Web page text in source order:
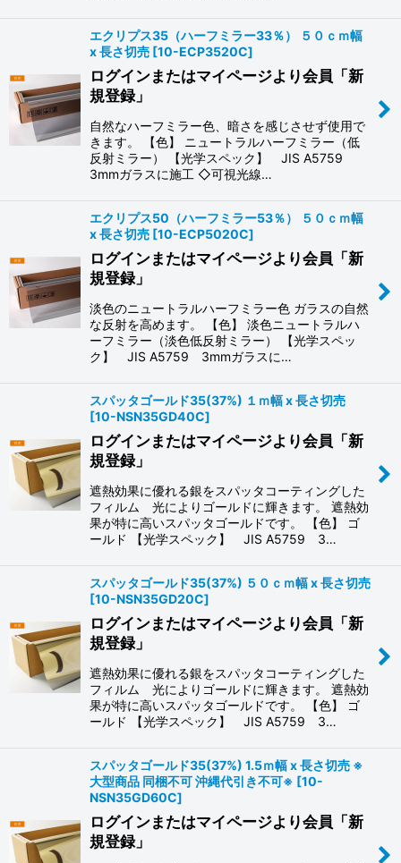
エクリプス35（ハーフミラー33％） ５０ｃｍ幅
x 長さ切売 [10-ECP3520C]
ログインまたはマイページより会員「新
規登録」
自然なハーフミラー色、暗さを感じさせず使用で
きます。 【色】 ニュートラルハーフミラー（低
反射ミラー） 【光学スペック】 JIS A5759
3mmガラスに施工 ◇可視光線…
エクリプス50（ハーフミラー53％） ５０ｃｍ幅
x 長さ切売 [10-ECP5020C]
ログインまたはマイページより会員「新
規登録」
淡色のニュートラルハーフミラー色 ガラスの自然
な反射を高めます。 【色】 淡色ニュートラルハ
ーフミラー（淡色低反射ミラー） 【光学スペッ
ク】 JIS A5759 3mmガラスに…
スパッタゴールド35(37%) １ｍ幅 x 長さ切売
[10-NSN35GD40C]
ログインまたはマイページより会員「新
規登録」
遮熱効果に優れる銀をスパッタコーティングした
フィルム 光によりゴールドに輝きます。 遮熱効
果が特に高いスパッタゴールドです。 【色】 ゴ
ールド 【光学スペック】 JIS A5759 3…
スパッタゴールド35(37%) ５０ｃｍ幅 x 長さ切売
[10-NSN35GD20C]
ログインまたはマイページより会員「新
規登録」
遮熱効果に優れる銀をスパッタコーティングした
フィルム 光によりゴールドに輝きます。 遮熱効
果が特に高いスパッタゴールドです。 【色】 ゴ
ールド 【光学スペック】 JIS A5759 3…
スパッタゴールド35(37%) 1.5ｍ幅 x 長さ切売 ※
大型商品 同梱不可 沖縄代引き不可※ [10-
NSN35GD60C]
ログインまたはマイページより会員「新
規登録」